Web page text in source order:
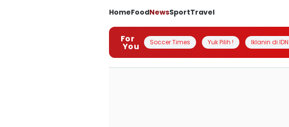
HomeFoodNewsSportTravel
For
You Soccer Times Yuk Pilih ! Iklanin di IDN